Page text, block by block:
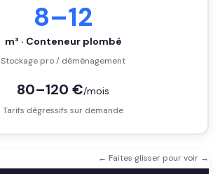
8–12
m³ · Conteneur plombé
Stockage pro / déménagement
80–120 €/mois
Tarifs dégressifs sur demande
← Faites glisser pour voir →